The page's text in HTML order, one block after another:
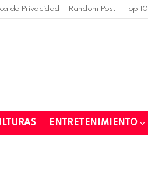
de Privacidad Random Post Top 10
ENTRETENIMIENTO